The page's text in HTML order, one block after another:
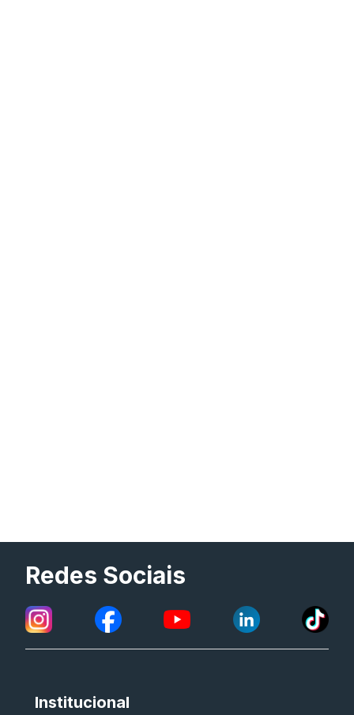
Redes Sociais
Institucional